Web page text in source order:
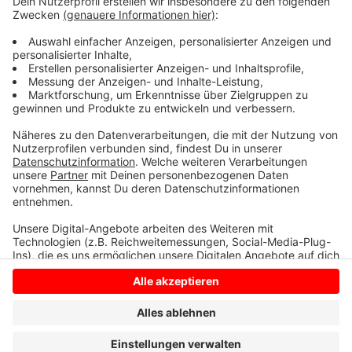
Guido ist aktuell auch auf Tour mit seinem Programm
"Komische Zeiten" -Hier gibt es alle Infos
Anzeige
Anzeige